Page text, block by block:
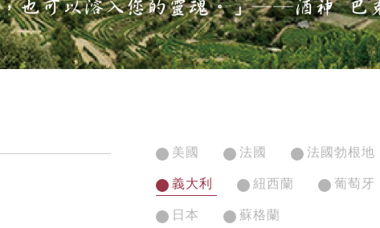
美國 法國 法國勃根地
義大利 紐西蘭 葡萄牙
日本 蘇格蘭